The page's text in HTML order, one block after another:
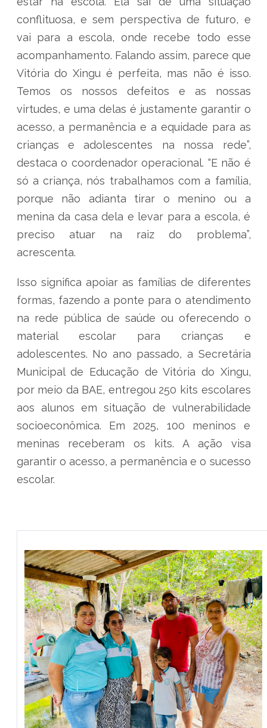
conflituosa, e sem perspectiva de futuro, e
vai para a escola, onde recebe todo esse
acompanhamento. Falando assim, parece que
Vitória do Xingu é perfeita, mas não é isso.
Temos os nossos defeitos e as nossas
virtudes, e uma delas é justamente garantir o
acesso, a permanência e a equidade para as
crianças e adolescentes na nossa rede”,
destaca o coordenador operacional. “E não é
só a criança, nós trabalhamos com a família,
porque não adianta tirar o menino ou a
menina da casa dela e levar para a escola, é
preciso atuar na raiz do problema”,
acrescenta.
Isso significa apoiar as famílias de diferentes
formas, fazendo a ponte para o atendimento
na rede pública de saúde ou oferecendo o
material escolar para crianças e
adolescentes. No ano passado, a Secretária
Municipal de Educação de Vitória do Xingu,
por meio da BAE, entregou 250 kits escolares
aos alunos em situação de vulnerabilidade
socioeconômica. Em 2025, 100 meninos e
meninas receberam os kits. A ação visa
garantir o acesso, a permanência e o sucesso
escolar.